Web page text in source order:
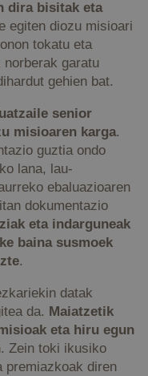
dira bisitak eta
egiten diozu misioari
tokatu eta
garatu
gehien bat.
senior
misioaren karga.
guztia ondo
lana, lau-
ebaluazioaren
dokumentazio
eta indarguneak
baina susmoek
.
datak
da. Maiatzetik
eta hiru egun
. Zein toki ikusiko
premiazkoak diren